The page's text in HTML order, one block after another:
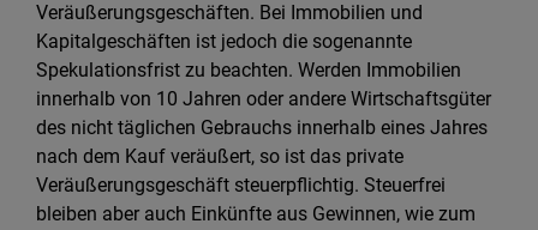
Veräußerungsgeschäften. Bei Immobilien und
Kapitalgeschäften ist jedoch die sogenannte
Spekulationsfrist zu beachten. Werden Immobilien
innerhalb von 10 Jahren oder andere Wirtschaftsgüter
des nicht täglichen Gebrauchs innerhalb eines Jahres
nach dem Kauf veräußert, so ist das private
Veräußerungsgeschäft steuerpflichtig. Steuerfrei
bleiben aber auch Einkünfte aus Gewinnen, wie zum